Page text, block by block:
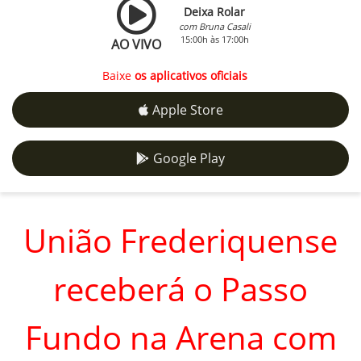
AO VIVO
Deixa Rolar
com Bruna Casali
15:00h às 17:00h
Baixe os aplicativos oficiais
Apple Store
Google Play
União Frederiquense
receberá o Passo
Fundo na Arena com